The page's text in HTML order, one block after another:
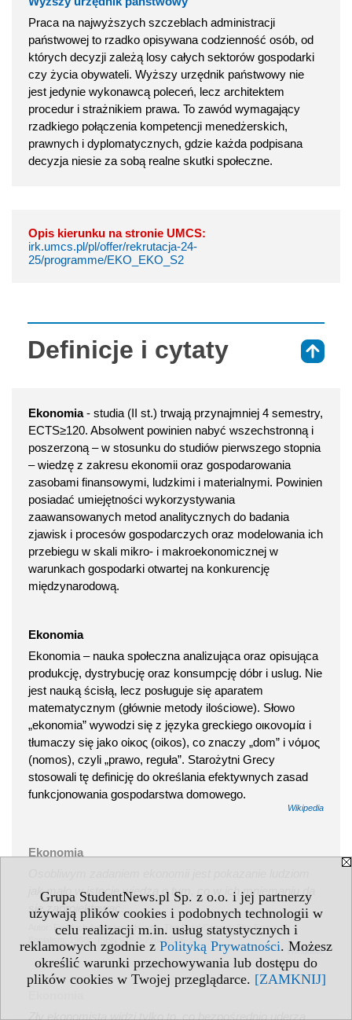
Grupa StudentNews.pl Sp. z o.o. i jej partnerzy
używają plików cookies i podobnych technologii w
celu realizacji m.in. usług statystycznych i
reklamowych zgodnie z Polityką Prywatności. Możesz
określić warunki przechowywania lub dostępu do
plików cookies w Twojej przeglądarce. [ZAMKNIJ]
Praca na najwyższych szczeblach administracji
państwowej to rzadko opisywana codzienność osób, od
których decyzji zależą losy całych sektorów gospodarki
czy życia obywateli. Wyższy urzędnik państwowy nie
jest jedynie wykonawcą poleceń, lecz architektem
procedur i strażnikiem prawa. To zawód wymagający
rzadkiego połączenia kompetencji menedżerskich,
prawnych i dyplomatycznych, gdzie każda podpisana
decyzja niesie za sobą realne skutki społeczne.
Opis kierunku na stronie UMCS:
irk.umcs.pl/pl/offer/rekrutacja-24-
25/programme/EKO_EKO_S2
Definicje i cytaty
Ekonomia- studia (II st.) trwają przynajmniej 4 semestry,
ECTS≥120. Absolwent powinien nabyć wszechstronną i
poszerzoną – w stosunku do studiów pierwszego stopnia
– wiedzę z zakresu ekonomii oraz gospodarowania
zasobami finansowymi, ludzkimi i materialnymi. Powinien
posiadać umiejętności wykorzystywania
zaawansowanych metod analitycznych do badania
zjawisk i procesów gospodarczych oraz modelowania ich
przebiegu w skali mikro- i makroekonomicznej w
warunkach gospodarki otwartej na konkurencję
międzynarodową.
Ekonomia
Ekonomia – nauka społeczna analizująca oraz opisująca
produkcję, dystrybucję oraz konsumpcję dóbr i uslug. Nie
jest nauką ścisłą, lecz posługuje się aparatem
matematycznym (głównie metody ilościowe). Słowo
„ekonomia” wywodzi się z języka greckiego οικονομία i
tłumaczy się jako οἰκος (oikos), co znaczy „dom” i νόμος
(nomos), czyli „prawo, reguła”. Starożytni Grecy
stosowali tę definicję do określania efektywnych zasad
funkcjonowania gospodarstwa domowego.
Wikipedia
Ekonomia
jak mało w istocie wiedzą o tym, co w ich mniemaniu da
się zaprojektować.
Autor: Friedrich August von Hayek, The Fatal Conceit: The Errors of
Socialism, 1988r., ISBN 978-0-226-32066-3
Wikiquote
Zły ekonomista widzi tylko to, co bezpośrednio uderza